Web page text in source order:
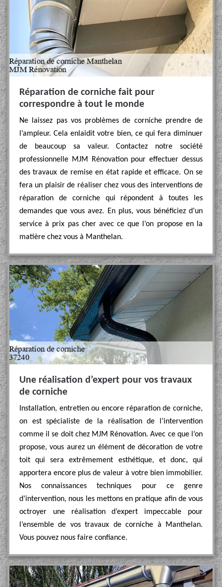
Réparation de corniche fait pour
correspondre à tout le monde
Ne laissez pas vos problèmes de corniche prendre de
l’ampleur. Cela enlaidit votre bien, ce qui fera diminuer
de beaucoup sa valeur. Contactez notre société
professionnelle MJM Rénovation pour effectuer dessus
des travaux de remise en état rapide et efficace. On se
fera un plaisir de réaliser chez vous des interventions de
réparation de corniche qui répondent à toutes les
demandes que vous avez. En plus, vous bénéficiez d’un
service à prix pas cher avec ce que l’on propose en la
matière chez vous à Manthelan.
Une réalisation d’expert pour vos travaux
de corniche
Installation, entretien ou encore réparation de corniche,
on est spécialiste de la réalisation de l’intervention
comme il se doit chez MJM Rénovation. Avec ce que l’on
propose, vous aurez un élément de décoration de votre
toit qui sera extrêmement esthétique, et donc, qui
apportera encore plus de valeur à votre bien immobilier.
Nos connaissances techniques pour ce genre
d’intervention, nous les mettons en pratique afin de vous
octroyer une réalisation d’expert impeccable pour
l’ensemble de vos travaux de corniche à Manthelan.
Vous pouvez nous faire confiance.